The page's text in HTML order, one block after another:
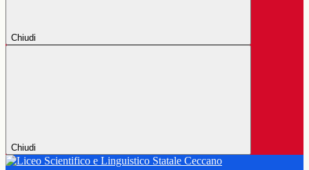
Chiudi
Chiudi